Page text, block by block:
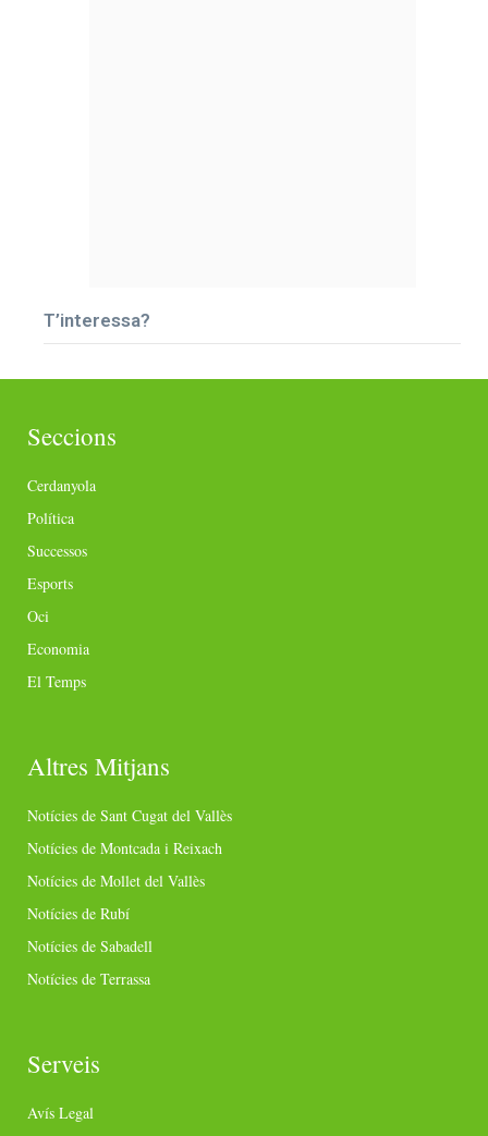
T’interessa?
Seccions
Cerdanyola
Política
Successos
Esports
Oci
Economia
El Temps
Altres Mitjans
Notícies de Sant Cugat del Vallès
Notícies de Montcada i Reixach
Notícies de Mollet del Vallès
Notícies de Rubí
Notícies de Sabadell
Notícies de Terrassa
Serveis
Avís Legal